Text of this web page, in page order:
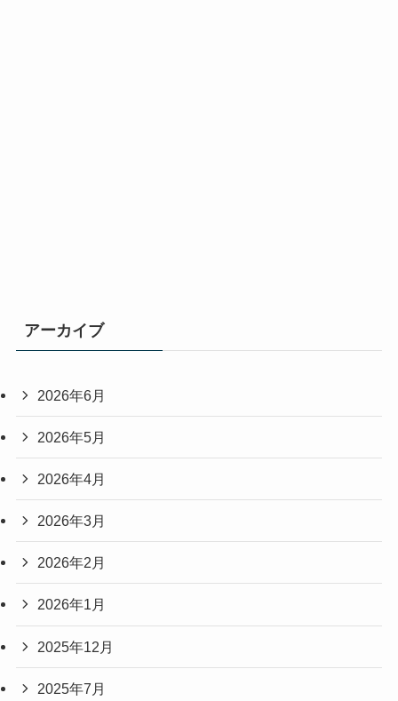
アーカイブ
2026年6月
2026年5月
2026年4月
2026年3月
2026年2月
2026年1月
2025年12月
2025年7月